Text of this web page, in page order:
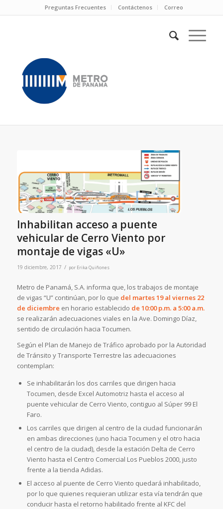
Preguntas Frecuentes Contáctenos Correo
Inhabilitan acceso a puente
vehicular de Cerro Viento por
montaje de vigas «U»
19 diciembre, 2017 / por Erika Quiñones
Metro de Panamá, S.A. informa que, los trabajos de montaje
de vigas “U” continúan, por lo que del martes 19 al viernes 22
de diciembre en horario establecido de 10:00 p.m. a 5:00 a.m.
se realizarán adecuaciones viales en la Ave. Domingo Díaz,
sentido de circulación hacia Tocumen.
Según el Plan de Manejo de Tráfico aprobado por la Autoridad
de Tránsito y Transporte Terrestre las adecuaciones
contemplan:
Se inhabilitarán los dos carriles que dirigen hacia
Tocumen, desde Excel Automotriz hasta el acceso al
puente vehicular de Cerro Viento, contiguo al Súper 99 El
Faro.
Los carriles que dirigen al centro de la ciudad funcionarán
en ambas direcciones (uno hacia Tocumen y el otro hacia
el centro de la ciudad), desde la estación Delta de Cerro
Viento hasta el Centro Comercial Los Pueblos 2000, justo
frente a la tienda Adidas.
El acceso al puente de Cerro Viento quedará inhabilitado,
por lo que quienes requieran utilizar esta vía tendrán que
conducir hasta el retorno habilitado frente al KFC del